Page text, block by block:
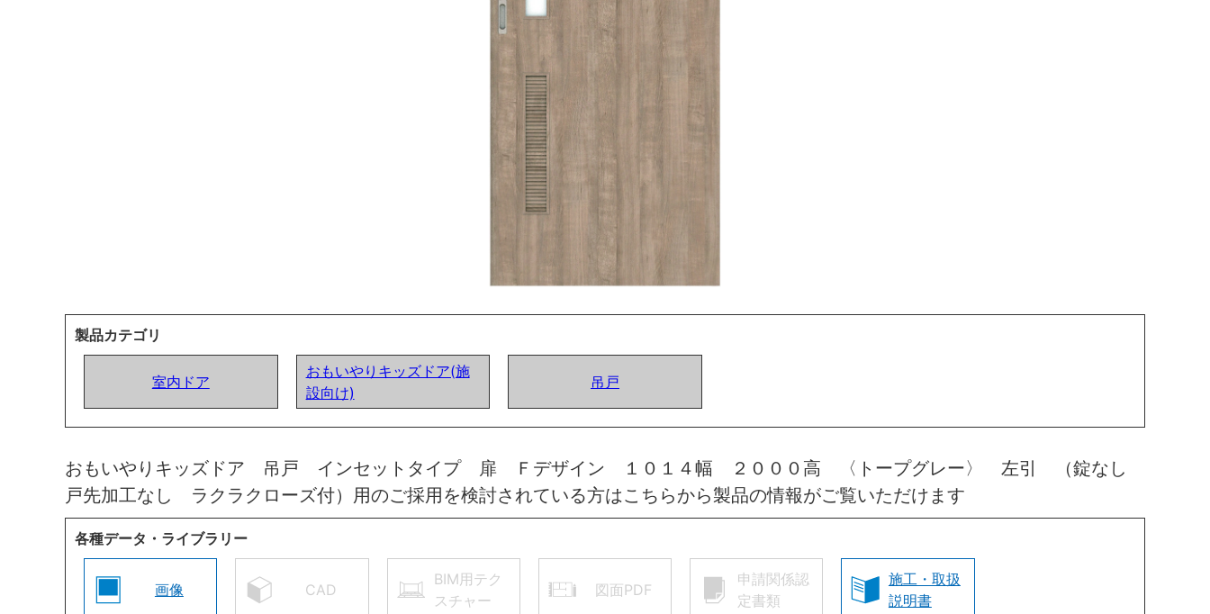
製品カテゴリ
室内ドア
おもいやりキッズドア(施
設向け)
吊戸
おもいやりキッズドア 吊戸 インセットタイプ 扉 Ｆデザイン １０１４幅 ２０００高 〈トープグレー〉 左引 （錠なし
戸先加工なし ラクラクローズ付）用のご採用を検討されている方はこちらから製品の情報がご覧いただけます
各種データ・ライブラリー
画像 CAD
BIM用テク
スチャー
図面PDF
申請関係認
定書類
施工・取扱
説明書